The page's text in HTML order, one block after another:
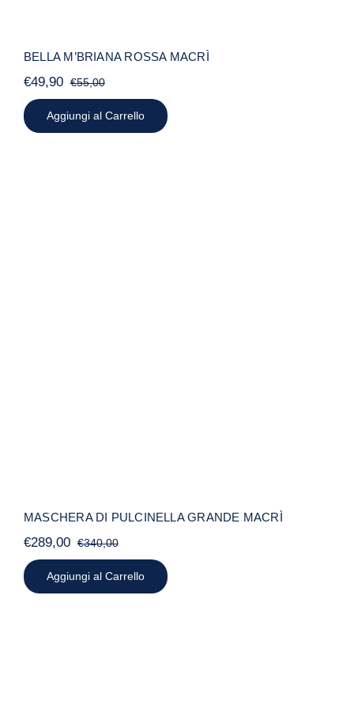
BELLA M’BRIANA ROSSA MACRÌ
€55,00Il
originale
era:
€49,90
Il
attuale
è:
Aggiungi al Carrello
MASCHERA DI PULCINELLA GRANDE MACRÌ
€340,00Il
prezzo
originale
era:
€289,00
Il
prezzo
attuale
è:
Aggiungi al Carrello